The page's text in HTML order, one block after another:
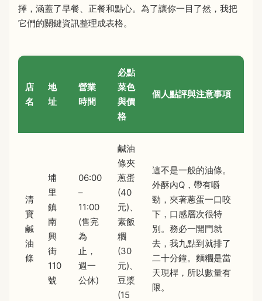
擇，涵蓋了早餐、正餐和點心。為了讓你一目了然，我把
它們的關鍵資訊整理成表格。
店
名
地
址
營業
時間
必點
菜色
與價
格
個人點評與注意事項
清
寶
鹹
油
條
埔
里
鎮
南
興
街
110
號
06:00
–
11:00
(售完
為
止，
週一
公休)
鹹油
條夾
蔥蛋
(40
元)、
素飯
糰
(30
元)、
豆漿
(15
這不是一般的油條。
外酥內Q，帶有嚼
勁，夾著蔥蛋一口咬
下，口感層次很特
別。務必一開門就
去，我九點到就排了
二十分鐘。麵糰是當
天現桿，所以數量有
限。